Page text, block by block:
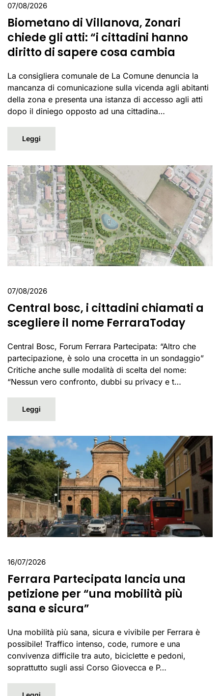
07/08/2026
Biometano di Villanova, Zonari
chiede gli atti: “i cittadini hanno
diritto di sapere cosa cambia
La consigliera comunale de La Comune denuncia la
mancanza di comunicazione sulla vicenda agli abitanti
della zona e presenta una istanza di accesso agli atti
dopo il diniego opposto ad una cittadina…
Leggi
07/08/2026
Central bosc, i cittadini chiamati a
scegliere il nome FerraraToday
Central Bosc, Forum Ferrara Partecipata: “Altro che
partecipazione, è solo una crocetta in un sondaggio”
Critiche anche sulle modalità di scelta del nome:
“Nessun vero confronto, dubbi su privacy e t…
Leggi
16/07/2026
Ferrara Partecipata lancia una
petizione per “una mobilità più
sana e sicura”
Una mobilità più sana, sicura e vivibile per Ferrara è
possibile! Traffico intenso, code, rumore e una
convivenza difficile tra auto, biciclette e pedoni,
soprattutto sugli assi Corso Giovecca e P…